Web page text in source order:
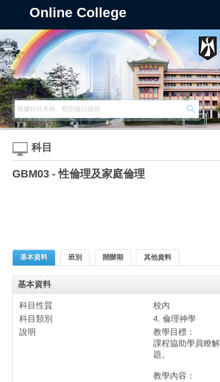
Online College
科目
GBM03 - 性倫理及家庭倫理
基本資料 班別 開辦期 其他資料
基本資料
科目性質
校內
科目類別
4. 倫理神學
說明
教學目標：
課程協助學員瞭
題。
教學內容：